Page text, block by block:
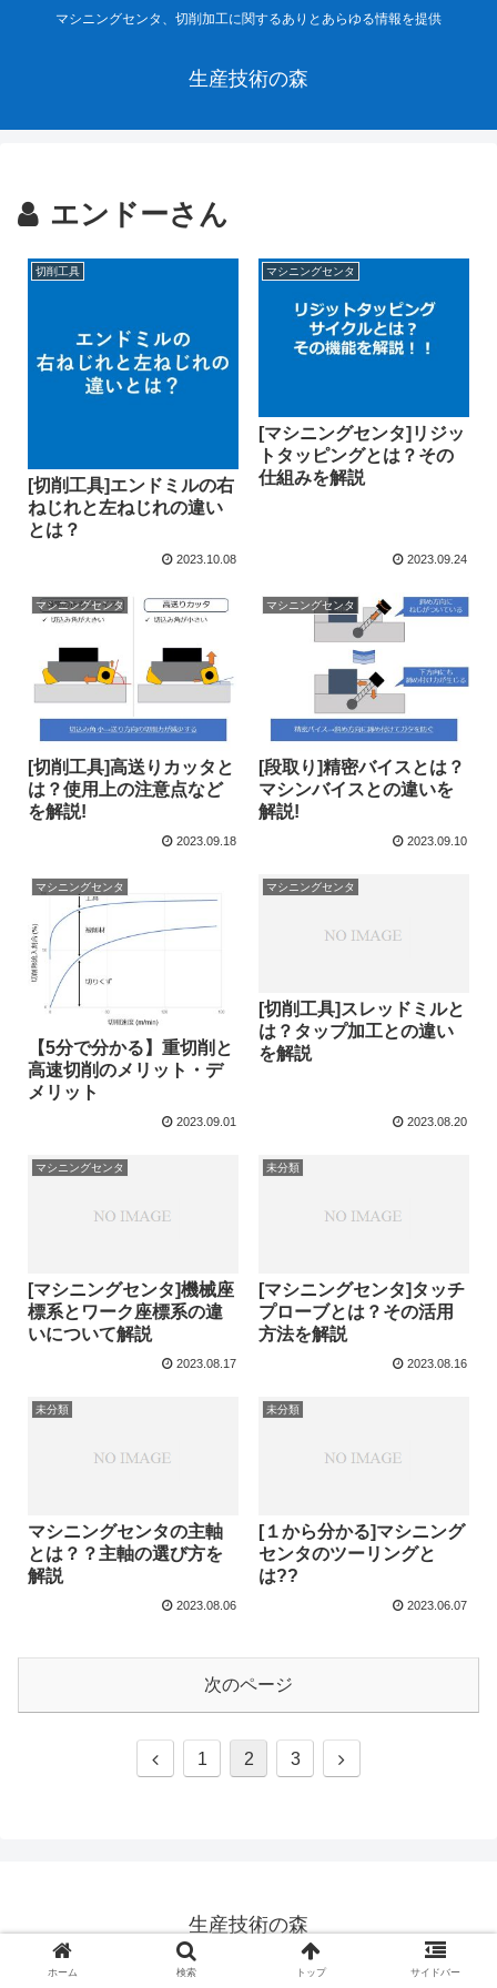
マシニングセンタ、切削加工に関するありとあらゆる情報を提供
生産技術の森
エンドーさん
切削工具
[切削工具]エンドミルの右
ねじれと左ねじれの違い
とは？
2023.10.08
マシニングセンタ
[マシニングセンタ]リジッ
トタッピングとは？その
仕組みを解説
2023.09.24
マシニングセンタ
[切削工具]高送りカッタと
は？使用上の注意点など
を解説!
2023.09.18
マシニングセンタ
[段取り]精密バイスとは？
マシンバイスとの違いを
解説!
2023.09.10
マシニングセンタ
【5分で分かる】重切削と
高速切削のメリット・デ
メリット
2023.09.01
マシニングセンタ
[切削工具]スレッドミルと
は？タップ加工との違い
を解説
2023.08.20
マシニングセンタ
[マシニングセンタ]機械座
標系とワーク座標系の違
いについて解説
2023.08.17
未分類
[マシニングセンタ]タッチ
プローブとは？その活用
方法を解説
2023.08.16
未分類
マシニングセンタの主軸
とは？？主軸の選び方を
解説
2023.08.06
未分類
[１から分かる]マシニング
センタのツーリングと
は??
2023.06.07
次のページ
前
1 2 3
次
生産技術の森
© 2023 生産技術の森.
ホーム 検索 トップ サイドバー